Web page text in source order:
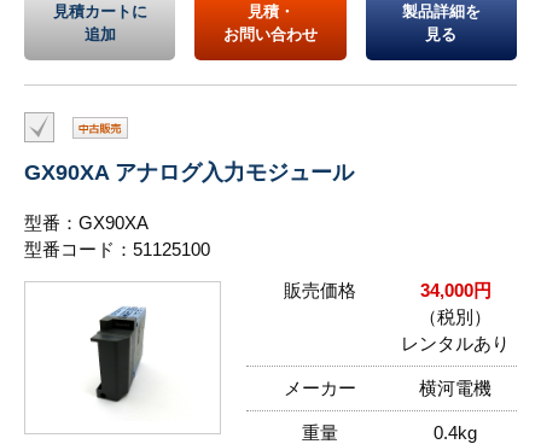
見積カートに
追加
見積・
お問い合わせ
製品詳細を
見る
GX90XA アナログ入力モジュール
型番：GX90XA
型番コード：51125100
販売価格
34,000円
（税別）
レンタルあり
メーカー 横河電機
重量 0.4kg